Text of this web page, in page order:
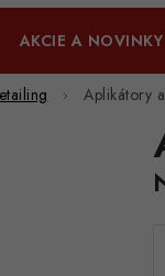
AKCIE A NOVINKY
Aplikátory